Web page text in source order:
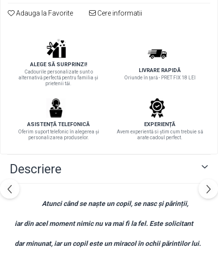
Adauga la Favorite Cere informatii
ALEGE SĂ SURPRINZI!
Cadourile personalizate sunt o
alternativă perfectă pentru familia și
prietenii tăi.
LIVRARE RAPIDĂ
Oriunde în țară - PRET FIX 18 LEI
ASISTENȚĂ TELEFONICĂ
Oferim suport telefonic în alegerea și
personalizarea produselor.
EXPERIENȚĂ
Avem experientă si știm cum trebuie să
arate cadoul perfect.
Descriere
Atunci când se naște un copil, se nasc și părinții,
iar din acel moment nimic nu va mai fi la fel. Este solicitant
dar minunat, iar un copil este un miracol în ochii părintilor lui.